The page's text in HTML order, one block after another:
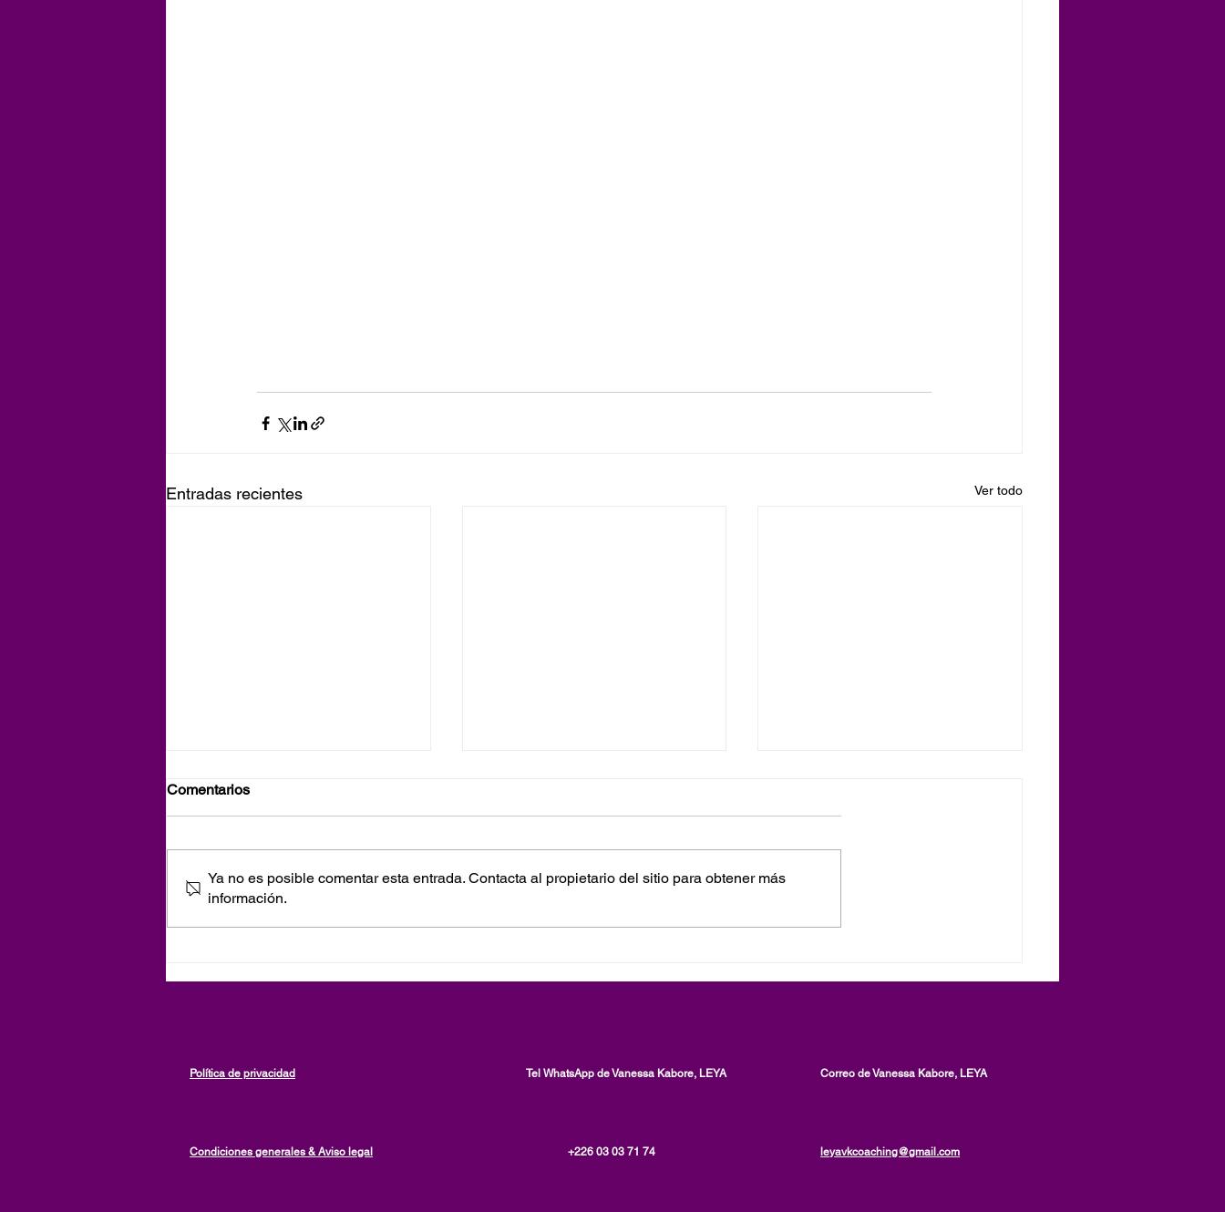
Entradas recientes Ver todo
¡Publicación de un tercer
de creer en el camino de
¡Publicación de un segundo
God: [La fe de creer en la voz
Estafa potencial, mensaje de
nombre Gen Johan(ne)
Comentarios
Ya no es posible comentar esta entrada. Contacta al propietario del sitio para obtener más
información.
Política de privacidad
Condiciones generales & Aviso legal
Tel WhatsApp de Vanessa Kabore, LEYA
+226 03 03 71 74
Correo de Vanessa Kabore, LEYA
leyavkcoaching@gmail.com